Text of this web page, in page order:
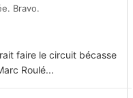
Bravo.
faire le circuit bécasse
Roulé...